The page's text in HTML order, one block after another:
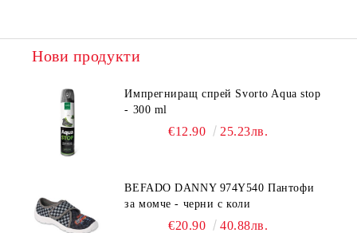
Нови продукти
Импрегниращ спрей Svorto Aqua stop
- 300 ml
€12.90 25.23лв.
BEFADO DANNY 974Y540 Пантофи
за момче - черни с коли
€20.90 40.88лв.